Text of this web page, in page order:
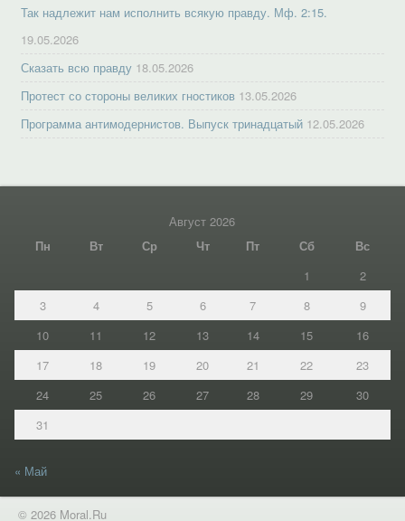
Так надлежит нам исполнить всякую правду. Мф. 2:15.
19.05.2026
Сказать всю правду 18.05.2026
Протест со стороны великих гностиков 13.05.2026
Программа антимодернистов. Выпуск тринадцатый 12.05.2026
Август 2026
Пн
Вт Ср Чт Пт Сб
Вс
1
2
3
4 5 6 7 8
9
10
11 12 13 14 15
16
17
18 19 20 21 22
23
24
25 26 27 28 29
30
31
« Май
© 2026 Moral.Ru